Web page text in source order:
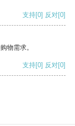
支持[0] 反对[0]
物需求。
支持[0] 反对[0]